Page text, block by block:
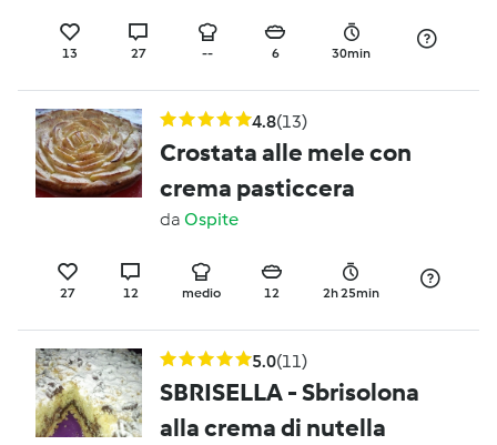
13 27 -- 6 30min
4.8(13)
Crostata alle mele con
crema pasticcera
da Ospite
27 12 medio 12 2h 25min
5.0(11)
SBRISELLA - Sbrisolona
alla crema di nutella